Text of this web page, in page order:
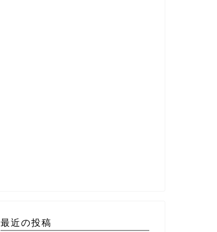
最近の投稿